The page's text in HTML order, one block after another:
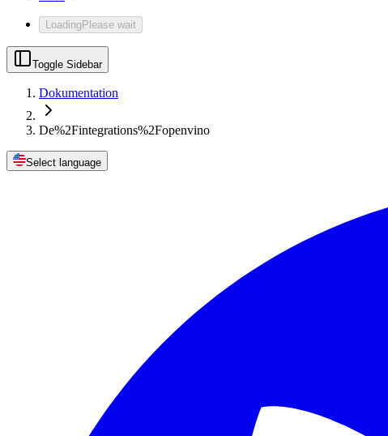
LoadingPlease wait
Toggle Sidebar
Dokumentation
De%2Fintegrations%2Fopenvino
Select language